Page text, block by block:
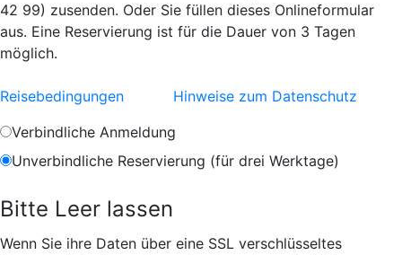
42 99) zusenden. Oder Sie füllen dieses Onlineformular
aus. Eine Reservierung ist für die Dauer von 3 Tagen
möglich.
Reisebedingungen
Hinweise zum Datenschutz
Verbindliche Anmeldung
Unverbindliche Reservierung (für drei Werktage)
Wenn Sie ihre Daten über eine SSL verschlüsseltes
Bitte Leer lassen